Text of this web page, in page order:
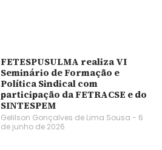
FETESPUSULMA realiza VI
Seminário de Formação e
Política Sindical com
participação da FETRACSE e do
SINTESPEM
Gelilson Gonçalves de Lima Sousa
6
de junho de 2026